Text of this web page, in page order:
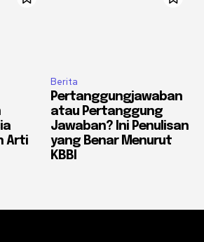
Arti
Berita
Pertanggungjawaban
atau Pertanggung
Jawaban? Ini Penulisan
yang Benar Menurut
KBBI